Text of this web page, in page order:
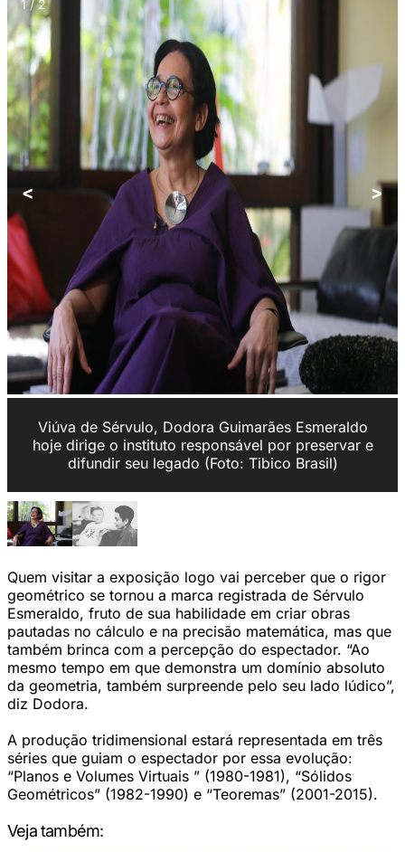
1 / 2
< >
Viúva de Sérvulo, Dodora Guimarães Esmeraldo
hoje dirige o instituto responsável por preservar e
difundir seu legado (Foto: Tibico Brasil)
Quem visitar a exposição logo vai perceber que o rigor
geométrico se tornou a marca registrada de Sérvulo
Esmeraldo, fruto de sua habilidade em criar obras
pautadas no cálculo e na precisão matemática, mas que
também brinca com a percepção do espectador. “Ao
mesmo tempo em que demonstra um domínio absoluto
da geometria, também surpreende pelo seu lado lúdico”,
diz Dodora.
A produção tridimensional estará representada em três
séries que guiam o espectador por essa evolução:
“Planos e Volumes Virtuais ” (1980-1981), “Sólidos
Geométricos” (1982-1990) e “Teoremas” (2001-2015).
Veja também: